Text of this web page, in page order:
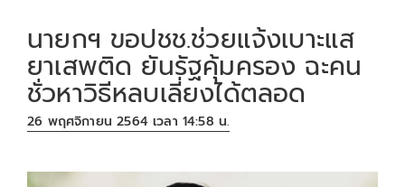
นายกฯ ขอปชช.ช่วยแจ้งเบาะแส
ยาเสพติด ยันรัฐคุ้มครอง ฉะคน
ชั่วหาวิธีหลบเลี่ยงได้ตลอด
26 พฤศจิกายน 2564 เวลา 14:58 น.